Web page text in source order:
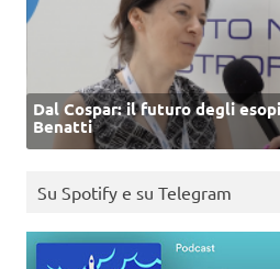
Dal Cospar: il futuro degli
Benatti
Su Spotify e su Telegram